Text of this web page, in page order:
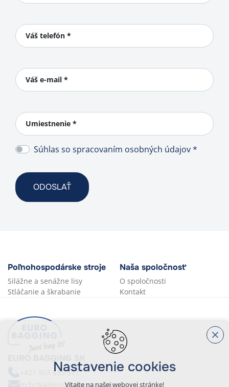
Váš telefón *
Váš e-mail *
Umiestnenie *
Súhlas so spracovaním osobných údajov *
+421 903 633 517
m.brtka@eurobagging.com
Poľnohospodárske stroje
Silážne a senážne lisy
Stláčanie a škrabanie
Naša spoločnosť
O spoločnosti
Kontakt
Nastavenie cookies
Vitajte na našej webovej stránke!